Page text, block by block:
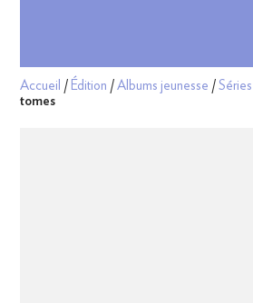
Accueil / Édition /Albums jeunesse /Séries
tomes